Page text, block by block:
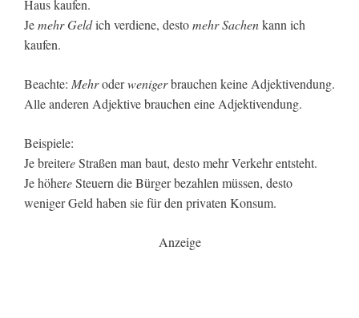
Haus kaufen.
Jemehr Geldich verdiene, destomehr Sachenkann ich
kaufen.
Beachte: Mehroderwenigerbrauchen keine Adjektivendung.
Alle anderen Adjektive brauchen eine Adjektivendung.
Beispiele:
Je breitereStraßen man baut, desto mehr Verkehr entsteht.
Je höhereSteuern die Bürger bezahlen müssen, desto
weniger Geld haben sie für den privaten Konsum.
Anzeige